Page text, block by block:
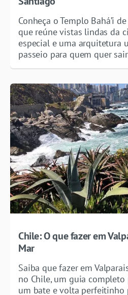
Conheça o Templo Bahá’i
que reúne vistas lindas da
especial e uma arquitetura
passeio para quem quer
Chile: O que fazer em
Mar
Saiba que fazer em
no Chile, um guia
um bate e volta perfeitinho